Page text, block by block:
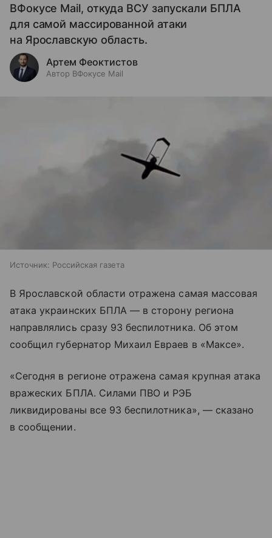
ВФокусе Mail, откуда ВСУ запускали БПЛА
для самой массированной атаки
на Ярославскую область.
Артем Феоктистов
Автор ВФокусе Mail
Источник: Российская газета
В Ярославской области отражена самая массовая
атака украинских БПЛА — в сторону региона
направлялись сразу 93 беспилотника. Об этом
сообщил губернатор Михаил Евраев в «Максе».
«Сегодня в регионе отражена самая крупная атака
вражеских БПЛА. Силами ПВО и РЭБ
ликвидированы все 93 беспилотника», — сказано
в сообщении.